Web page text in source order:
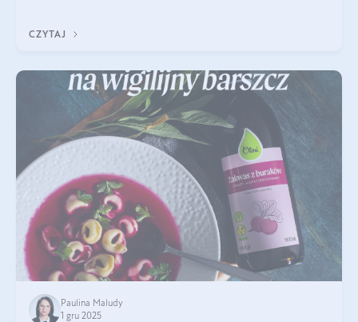
CZYTAJ
Paulina Maludy
1 gru 2025